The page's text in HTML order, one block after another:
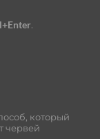
.
который
червей